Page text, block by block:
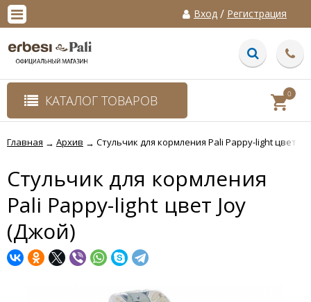
Вход / Регистрация
КАТАЛОГ ТОВАРОВ 0
Главная → Архив → Стульчик для кормления Pali Pappy-light цвет
Стульчик для кормления
Pali Pappy-light цвет Joy
(Джой)